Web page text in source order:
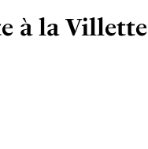
à la Villette